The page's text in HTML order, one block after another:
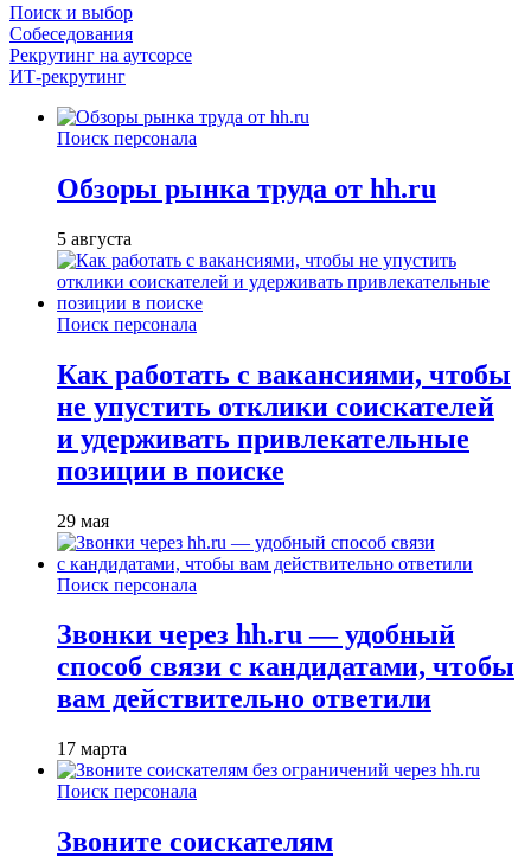
Поиск и выбор
Собеседования
Рекрутинг на аутсорсе
ИТ-рекрутинг
Поиск персонала
Обзоры рынка труда от hh.ru
5 августа
Поиск персонала
Как работать с вакансиями, чтобы
не упустить отклики соискателей
и удерживать привлекательные
позиции в поиске
29 мая
Поиск персонала
Звонки через hh.ru — удобный
способ связи с кандидатами, чтобы
вам действительно ответили
17 марта
Поиск персонала
Звоните соискателям